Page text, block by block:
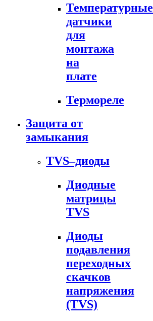
Температурные
датчики
для
монтажа
на
плате
Термореле
Защита от
замыкания
TVS–диоды
Диодные
матрицы
TVS
Диоды
подавления
переходных
скачков
напряжения
(TVS)